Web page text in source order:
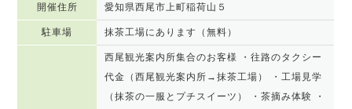
開催住所 愛知県西尾市上町稲荷山５
駐車場 抹茶工場にあります（無料）
西尾観光案内所集合のお客様 ・往路のタクシー
代金（西尾観光案内所→抹茶工場） ・工場見学
（抹茶の一服とプチスイーツ） ・茶摘み体験 ・